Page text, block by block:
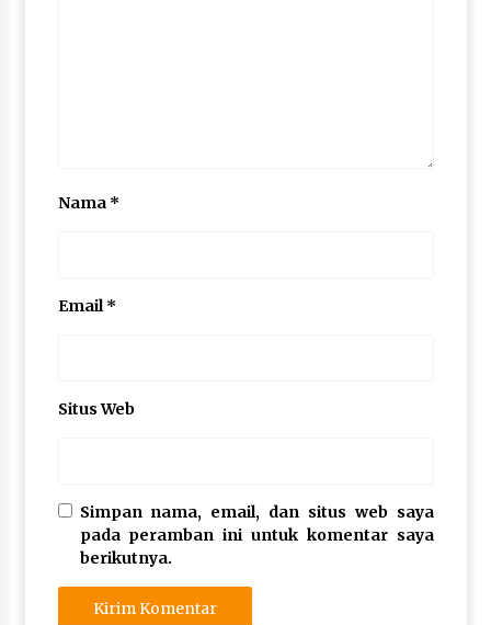
Nama *
Email *
Situs Web
Simpan nama, email, dan situs web saya
pada peramban ini untuk komentar saya
berikutnya.